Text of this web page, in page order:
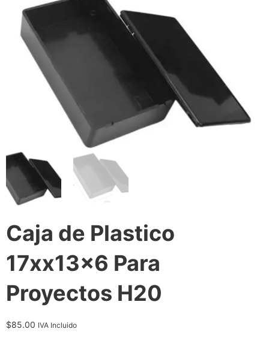
Caja de Plastico
17xx13x6 Para
Proyectos H20
$85.00 IVA Incluido